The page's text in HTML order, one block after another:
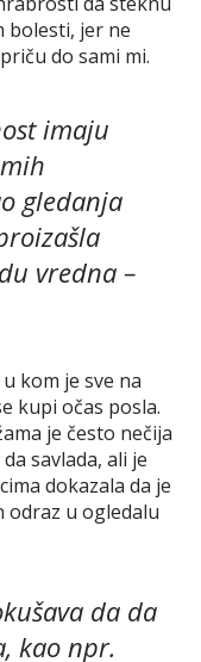
bolesti, jer ne
do sami mi.
imaju
gledanja
vredna –
kom je sve na
kupi očas posla.
je često nečija
savlada, ali je
dokazala da je
odraz u ogledalu
da da
kao npr.